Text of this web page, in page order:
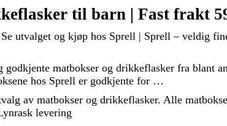
til barn | Fast frakt
utvalget og kjøp hos Sprell | Sprell – veldig
matbokser og drikkeflasker fra blant
hos Sprell er godkjente for …
av matbokser og drikkeflasker. Alle
levering